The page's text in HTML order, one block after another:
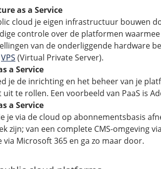
as a Service
cloud je eigen infrastructuur bouwen
controle over de platformen
van de onderliggende hardware
VPS (Virtual Private Server).
a Service
je de inrichting en het beheer van je
te rollen. Een voorbeeld van PaaS is
a Service
je via de cloud op abonnementsbasis
zijn; van een complete CMS-omgeving via
Microsoft 365 en ga zo maar door.